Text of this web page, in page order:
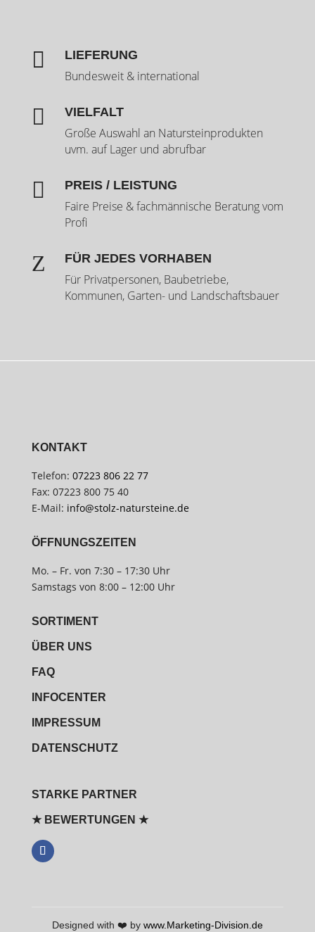
 LIEFERUNG
Bundesweit & international
 VIELFALT
Große Auswahl an Natursteinprodukten
uvm. auf Lager und abrufbar
 PREIS / LEISTUNG
Faire Preise & fachmännische Beratung vom
Profi
Z FÜR JEDES VORHABEN
Für Privatpersonen, Baubetriebe,
Kommunen, Garten- und Landschaftsbauer
KONTAKT
Telefon: 07223 806 22 77
Fax: 07223 800 75 40
E-Mail: info@stolz-natursteine.de
ÖFFNUNGSZEITEN
Mo. – Fr. von 7:30 – 17:30 Uhr
Samstags von 8:00 – 12:00 Uhr
SORTIMENT
ÜBER UNS
FAQ
INFOCENTER
IMPRESSUM
DATENSCHUTZ
STARKE PARTNER
★ BEWERTUNGEN ★
Designed with ❤️ by www.Marketing-Division.de